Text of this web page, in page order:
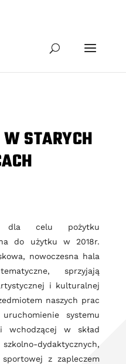
STARYCH
dla celu pożytku
do użytku w 2018r.
nowoczesna hala
sprzyjają
i kulturalnej
naszych prac
systemu
wchodzącej w skład
dydaktycznych,
z zapleczem